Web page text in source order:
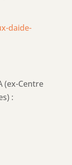
daide-
(ex-Centre
: